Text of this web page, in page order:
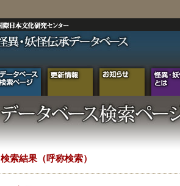
検索結果（呼称検索）